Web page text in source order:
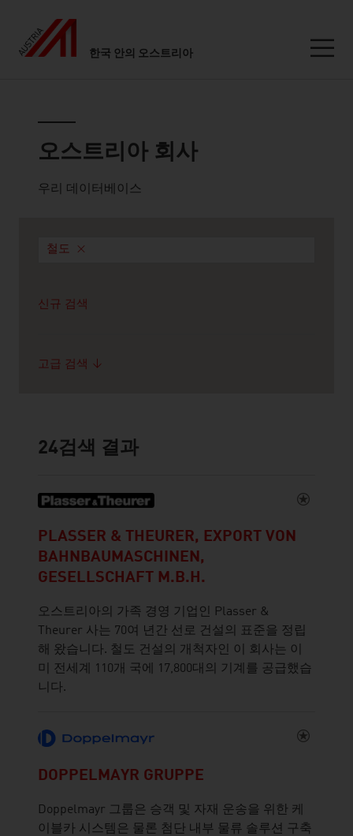
한국 안의 오스트리아
오스트리아 회사
우리 데이터베이스
철도
신규 검색
고급 검색
24검색 결과
PLASSER & THEURER, EXPORT VON
BAHNBAUMASCHINEN,
GESELLSCHAFT M.B.H.
오스트리아의 가족 경영 기업인 Plasser &
Theurer 사는 70여 년간 선로 건설의 표준을 정립
해 왔습니다. 철도 건설의 개척자인 이 회사는 이
미 전세계 110개 국에 17,800대의 기계를 공급했습
니다.
DOPPELMAYR GRUPPE
Doppelmayr 그룹은 승객 및 자재 운송을 위한 케
이블카 시스템은 물론 첨단 내부 물류 솔루션 구축